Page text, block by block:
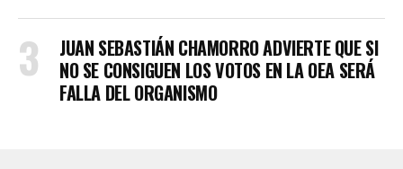
JUAN SEBASTIÁN CHAMORRO ADVIERTE QUE SI
NO SE CONSIGUEN LOS VOTOS EN LA OEA SERÁ
FALLA DEL ORGANISMO